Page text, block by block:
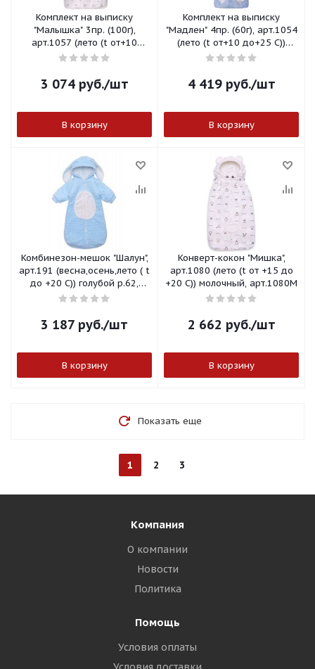
Комплект на выписку
"Малышка" 3пр. (100г),
арт.1057 (лето (t от+10
до+25 С)) молочный,
3 074руб./шт
В корзину
Комплект на выписку
"Мадлен" 4пр. (60г), арт.1054
(лето (t от+10 до+25 С))
блюмираж ,арт.1054Б
4 419руб./шт
В корзину
Комбинезон-мешок "Шалун",
арт.191 (весна,осень,лето ( t
до +20 С)) голубой р.62,
арт.191Г-62
3 187 руб./шт
В корзину
Конверт-кокон "Мишка",
арт.1080 (лето (t от +15 до
+20 С)) молочный, арт.1080М
2 662 руб./шт
В корзину
Показать еще
1 2 3
Компания
О компании
Новости
Политика
Помощь
Условия оплаты